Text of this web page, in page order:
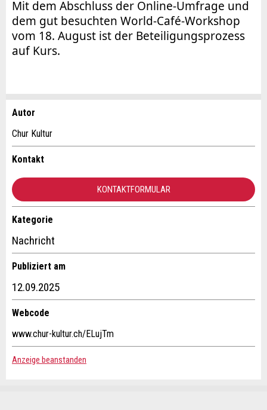
Mit dem Abschluss der Online-Umfrage und
dem gut besuchten World-Café-Workshop
vom 18. August ist der Beteiligungsprozess
auf Kurs.
Anzeige beanstanden
Ihr Feedback wird sehr geschätzt!
Allgemeines Feedback
Anzeige nicht mehr gültig
Anzeige unvollständig
Anzeige weiterempfehlen
Empfehlen Sie diese Anzeige an Freunde weiter.
* Eingabe erforderlich
Autor
Chur Kultur
Kontakt
KONTAKTFORMULAR
Kontakt
Verfassen Sie eine Nachricht für die Kontaktpersonen dieser
Kategorie
Nachricht
Publiziert am
12.09.2025
Webcode
www.chur-kultur.ch/ELujTm
Anzeige beanstanden